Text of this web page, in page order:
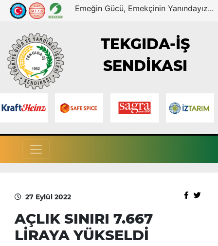
Emeğin Gücü, Emekçinin Yanındayız...
TEKGIDA-İŞ
SENDİKASI
27 Eylül 2022
AÇLIK SINIRI 7.667
LİRAYA YÜKSELDİ